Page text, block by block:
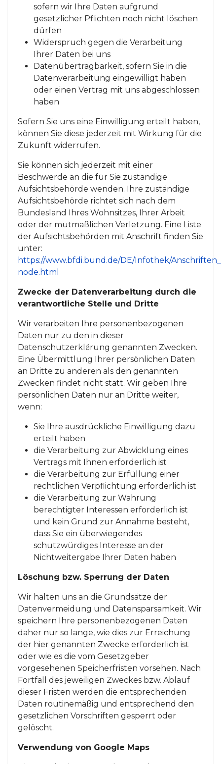
sofern wir Ihre Daten aufgrund
gesetzlicher Pflichten noch nicht löschen
dürfen
Widerspruch gegen die Verarbeitung
Ihrer Daten bei uns
Datenübertragbarkeit, sofern Sie in die
Datenverarbeitung eingewilligt haben
oder einen Vertrag mit uns abgeschlossen
haben
Sofern Sie uns eine Einwilligung erteilt haben,
können Sie diese jederzeit mit Wirkung für die
Zukunft widerrufen.
Sie können sich jederzeit mit einer
Beschwerde an die für Sie zuständige
Aufsichtsbehörde wenden. Ihre zuständige
Aufsichtsbehörde richtet sich nach dem
Bundesland Ihres Wohnsitzes, Ihrer Arbeit
oder der mutmaßlichen Verletzung. Eine Liste
der Aufsichtsbehörden mit Anschrift finden Sie
unter:
https://www.bfdi.bund.de/DE/Infothek/
node.html
Zwecke der Datenverarbeitung durch die
verantwortliche Stelle und Dritte
Wir verarbeiten Ihre personenbezogenen
Daten nur zu den in dieser
Datenschutzerklärung genannten Zwecken.
Eine Übermittlung Ihrer persönlichen Daten
an Dritte zu anderen als den genannten
Zwecken findet nicht statt. Wir geben Ihre
persönlichen Daten nur an Dritte weiter,
wenn:
Sie Ihre ausdrückliche Einwilligung dazu
erteilt haben
die Verarbeitung zur Abwicklung eines
Vertrags mit Ihnen erforderlich ist
die Verarbeitung zur Erfüllung einer
rechtlichen Verpflichtung erforderlich ist
die Verarbeitung zur Wahrung
berechtigter Interessen erforderlich ist
und kein Grund zur Annahme besteht,
dass Sie ein überwiegendes
schutzwürdiges Interesse an der
Nichtweitergabe Ihrer Daten haben
Löschung bzw. Sperrung der Daten
Wir halten uns an die Grundsätze der
Datenvermeidung und Datensparsamkeit. Wir
speichern Ihre personenbezogenen Daten
daher nur so lange, wie dies zur Erreichung
der hier genannten Zwecke erforderlich ist
oder wie es die vom Gesetzgeber
vorgesehenen Speicherfristen vorsehen. Nach
Fortfall des jeweiligen Zweckes bzw. Ablauf
dieser Fristen werden die entsprechenden
Daten routinemäßig und entsprechend den
gesetzlichen Vorschriften gesperrt oder
gelöscht.
Verwendung von Google Maps